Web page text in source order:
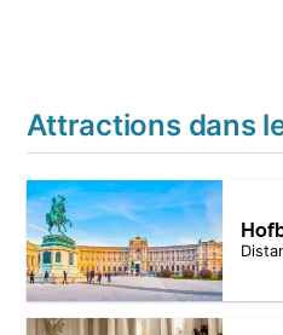
Attractions dans